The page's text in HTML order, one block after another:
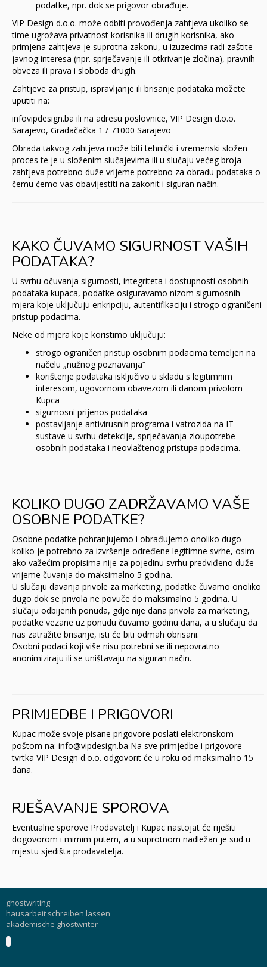
podatke, npr. dok se prigovor obrađuje.
VIP Design d.o.o. može odbiti provođenja zahtjeva ukoliko se
time ugrožava privatnost korisnika ili drugih korisnika, ako
primjena zahtjeva je suprotna zakonu, u izuzecima radi zaštite
javnog interesa (npr. sprječavanje ili otkrivanje zločina), pravnih
obveza ili prava i sloboda drugih.
Zahtjeve za pristup, ispravljanje ili brisanje podataka možete
uputiti na:
infovipdesign.ba ili na adresu poslovnice, VIP Design d.o.o.
Sarajevo, Gradačačka 1 / 71000 Sarajevo
Obrada takvog zahtjeva može biti tehnički i vremenski složen
proces te je u složenim slučajevima ili u slučaju većeg broja
zahtjeva potrebno duže vrijeme potrebno za obradu podataka o
čemu ćemo vas obavijestiti na zakonit i siguran način.
KAKO ČUVAMO SIGURNOST VAŠIH
PODATAKA?
U svrhu očuvanja sigurnosti, integriteta i dostupnosti osobnih
podataka kupaca, podatke osiguravamo nizom sigurnosnih
mjera koje uključuju enkripciju, autentifikaciju i strogo ograničeni
pristup podacima.
Neke od mjera koje koristimo uključuju:
strogo ograničen pristup osobnim podacima temeljen na
načelu „nužnog poznavanja“
korištenje podataka isključivo u skladu s legitimnim
interesom, ugovornom obavezom ili danom privolom
Kupca
sigurnosni prijenos podataka
postavljanje antivirusnih programa i vatrozida na IT
sustave u svrhu detekcije, sprječavanja zloupotrebe
osobnih podataka i neovlaštenog pristupa podacima.
KOLIKO DUGO ZADRŽAVAMO VAŠE
OSOBNE PODATKE?
Osobne podatke pohranjujemo i obrađujemo onoliko dugo
koliko je potrebno za izvršenje određene legitimne svrhe, osim
ako važećim propisima nije za pojedinu svrhu predviđeno duže
vrijeme čuvanja do maksimalno 5 godina.
U slučaju davanja privole za marketing, podatke čuvamo onoliko
dugo dok se privola ne povuče do maksimalno 5 godina. U
slučaju odbijenih ponuda, gdje nije dana privola za marketing,
podatke vezane uz ponudu čuvamo godinu dana, a u slučaju da
nas zatražite brisanje, isti će biti odmah obrisani.
Osobni podaci koji više nisu potrebni se ili nepovratno
anonimiziraju ili se uništavaju na siguran način.
PRIMJEDBE I PRIGOVORI
Kupac može svoje pisane prigovore poslati elektronskom
poštom na: info@vipdesign.ba Na sve primjedbe i prigovore
tvrtka VIP Design d.o.o. odgovorit će u roku od maksimalno 15
dana.
RJEŠAVANJE SPOROVA
Eventualne sporove Prodavatelj i Kupac nastojat će riješiti
dogovorom i mirnim putem, a u suprotnom nadležan je sud u
mjestu sjedišta prodavatelja.
ghostwriting
hausarbeit schreiben lassen
akademische ghostwriter